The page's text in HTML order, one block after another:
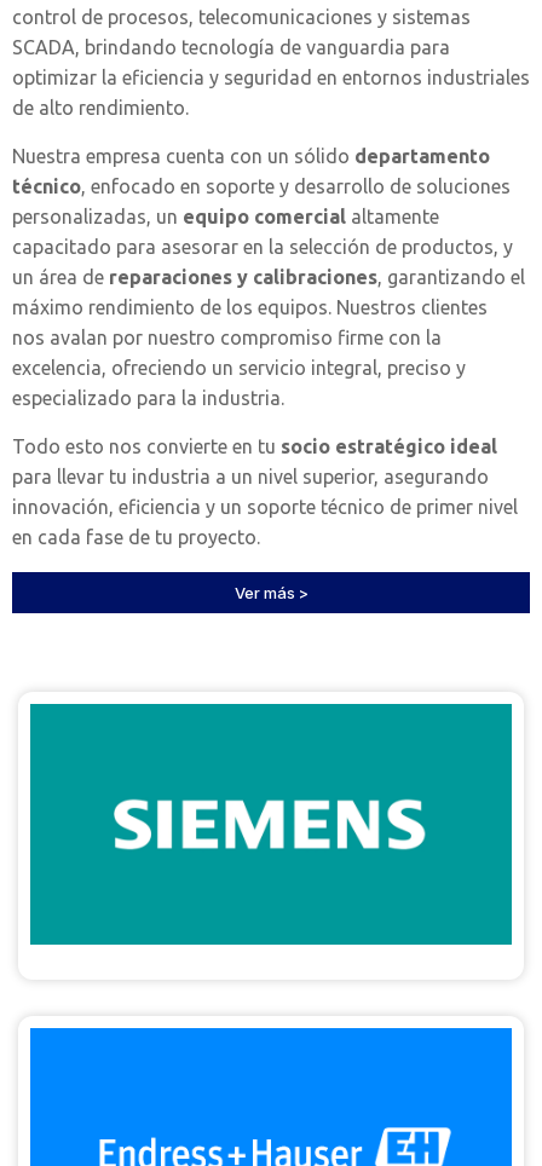
control de procesos, telecomunicaciones y sistemas
SCADA, brindando tecnología de vanguardia para
optimizar la eficiencia y seguridad en entornos industriales
de alto rendimiento.
Nuestra empresa cuenta con un sólido departamento
técnico, enfocado en soporte y desarrollo de soluciones
personalizadas, un equipo comercial altamente
capacitado para asesorar en la selección de productos, y
un área de reparaciones y calibraciones, garantizando el
máximo rendimiento de los equipos. Nuestros clientes
nos avalan por nuestro compromiso firme con la
excelencia, ofreciendo un servicio integral, preciso y
especializado para la industria.
Todo esto nos convierte en tu socio estratégico ideal
para llevar tu industria a un nivel superior, asegurando
innovación, eficiencia y un soporte técnico de primer nivel
en cada fase de tu proyecto.
Ver más >